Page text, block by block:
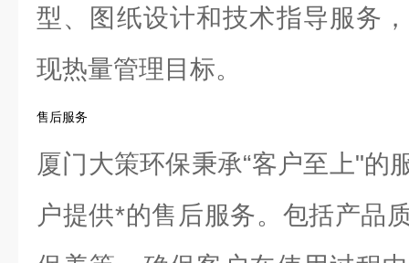
型、图纸设计和技术指导服务
现热量管理目标。
售后服务
厦门大策环保秉承“客户至上"的
户提供*的售后服务。包括产品